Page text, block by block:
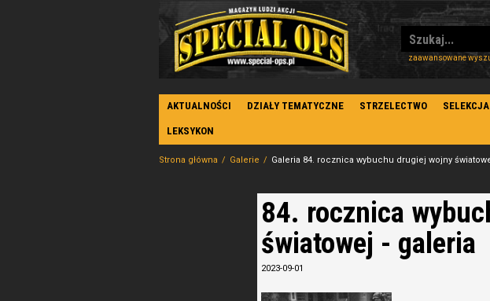
zaawansowane
AKTUALNOŚCI DZIAŁY TEMATYCZNE STRZELECTWO SELEKCJA
LEKSYKON
Strona główna Galerie Galeria 84. rocznica wybuchu drugiej wojny
84. rocznica
światowej - galeria
2023-09-01